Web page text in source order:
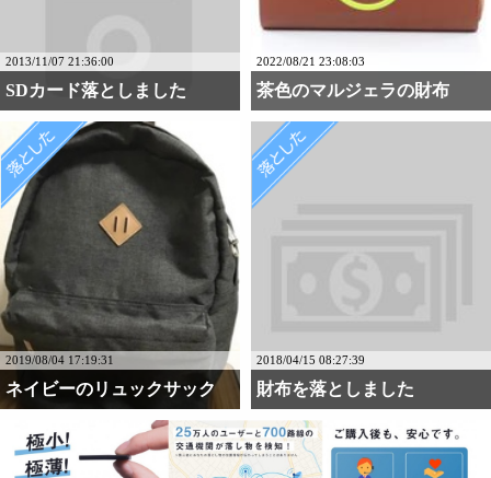
2013/11/07 21:36:00
SDカード落としました
2022/08/21 23:08:03
茶色のマルジェラの財布
2019/08/04 17:19:31
ネイビーのリュックサック
2018/04/15 08:27:39
財布を落としました